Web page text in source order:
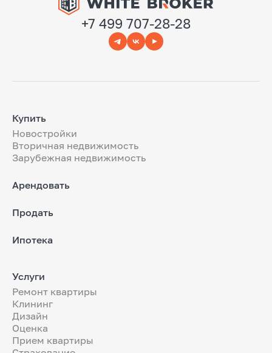
+7 499 707-28-28
Купить
Новостройки
Вторичная недвижимость
Зарубежная недвижимость
Арендовать
Продать
Ипотека
Услуги
Ремонт квартиры
Клининг
Дизайн
Оценка
Прием квартиры